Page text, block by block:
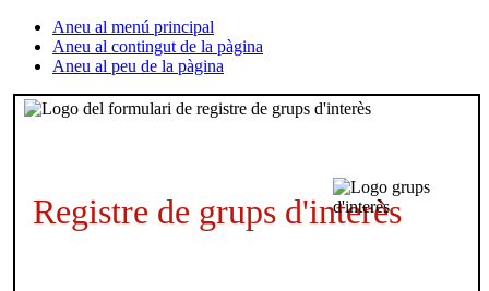
Aneu al menú principal
Aneu al contingut de la pàgina
Aneu al peu de la pàgina
Registre de grups d'interès